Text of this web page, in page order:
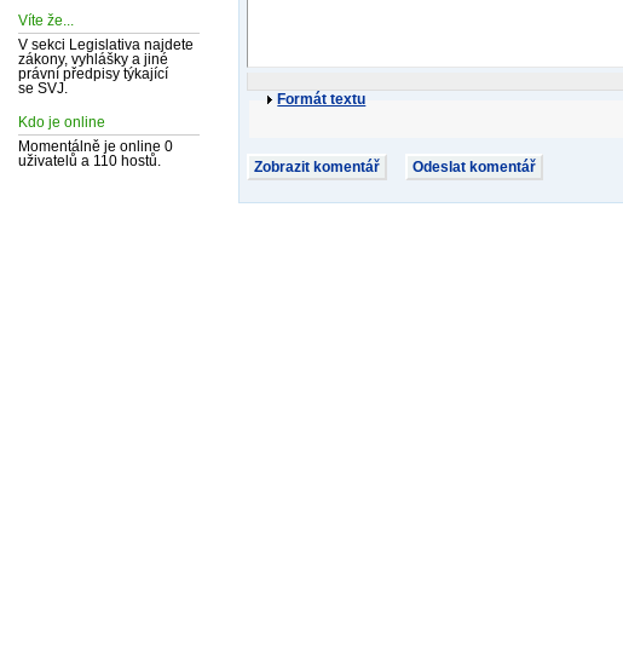
Víte že...
V sekci Legislativa najdete
zákony, vyhlášky a jiné
právní předpisy týkající
se SVJ.
Kdo je online
Momentálně je online 0
uživatelů a 110 hostů.
Formát textu